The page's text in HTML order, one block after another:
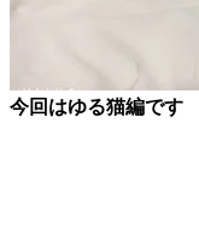
今回はゆる猫編です